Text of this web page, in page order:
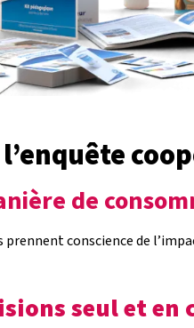
de
prennent conscience de
seul et